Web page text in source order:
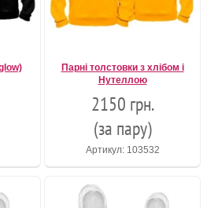
Парні толстовки з хлібом і
Нутеллою
2150 грн.
(за пару)
Артикул: 103532